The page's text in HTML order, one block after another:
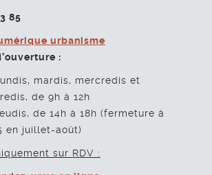
85
urbanisme
:
mardis, mercredis et
de 9h à 12h
de 14h à 18h (fermeture à
en juillet-août)
sur RDV :